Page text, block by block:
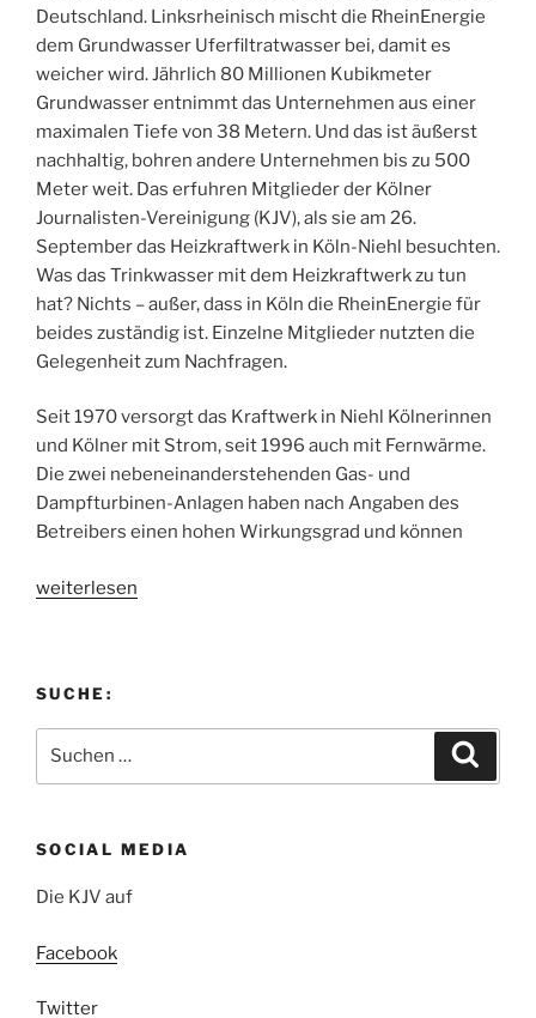
Deutschland. Linksrheinisch mischt die RheinEnergie
dem Grundwasser Uferfiltratwasser bei, damit es
weicher wird. Jährlich 80 Mil­lionen Kubikmeter
Grundwasser entnimmt das Unternehmen aus einer
maximalen Tiefe von 38 Metern. Und das ist äußerst
nachhaltig, bohren andere Unternehmen bis zu 500
Meter weit. Das erfuhren Mitglieder der Kölner
Journalisten-Vereinigung (KJV), als sie am 26.
September das Heizkraftwerk in Köln-Niehl besuchten.
Was das Trinkwasser mit dem Heizkraftwerk zu tun
hat? Nichts – außer, dass in Köln die RheinEnergie für
beides zuständig ist. Einzelne Mitglieder nutzten die
Gelegenheit zum Nachfragen.
Seit 1970 versorgt das Kraftwerk in Niehl Kölnerinnen
und Kölner mit Strom, seit 1996 auch mit Fernwärme.
Die zwei nebeneinanderstehenden Gas- und
Dampfturbinen-Anlagen haben nach Angaben des
Betreibers einen hohen Wirkungsgrad und können
„Mit
Heizkraftwerk“
weiterlesen
SUCHE:
nach:
SOCIAL MEDIA
Die KJV auf
Facebook
Twitter